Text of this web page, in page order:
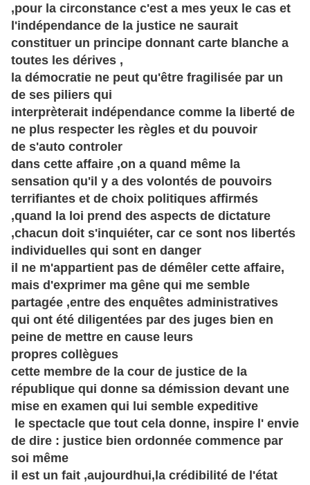
,pour la circonstance c'est a mes yeux le cas et
l'indépendance de la justice ne saurait
constituer un principe donnant carte blanche a
toutes les dérives ,
la démocratie ne peut qu'être fragilisée par un
de ses piliers qui
interprèterait indépendance comme la liberté de
ne plus respecter les règles et du pouvoir
de s'auto controler
dans cette affaire ,on a quand même la
sensation qu'il y a des volontés de pouvoirs
terrifiantes et de choix politiques affirmés
,quand la loi prend des aspects de dictature
,chacun doit s'inquiéter, car ce sont nos libertés
individuelles qui sont en danger
il ne m'appartient pas de démêler cette affaire,
mais d'exprimer ma gêne qui me semble
partagée ,entre des enquêtes administratives
qui ont été diligentées par des juges bien en
peine de mettre en cause leurs
propres collègues
cette membre de la cour de justice de la
république qui donne sa démission devant une
mise en examen qui lui semble expeditive
le spectacle que tout cela donne, inspire l' envie
de dire : justice bien ordonnée commence par
soi même
il est un fait ,aujourdhui,la crédibilité de l'état